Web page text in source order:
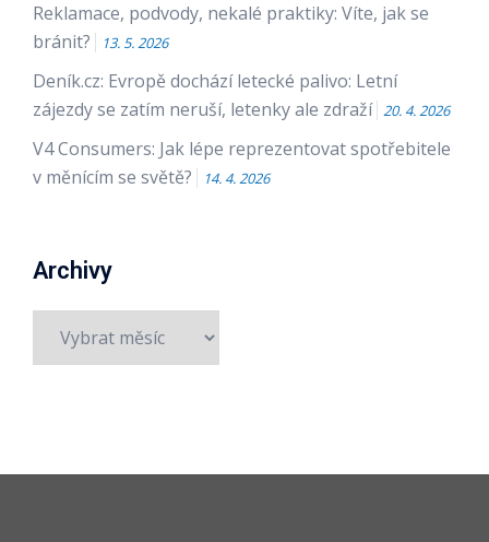
Reklamace, podvody, nekalé praktiky: Víte, jak se
bránit?
13. 5. 2026
Deník.cz: Evropě dochází letecké palivo: Letní
zájezdy se zatím neruší, letenky ale zdraží 20. 4. 2026
V4 Consumers: Jak lépe reprezentovat spotřebitele
v měnícím se světě?
14. 4. 2026
Archivy